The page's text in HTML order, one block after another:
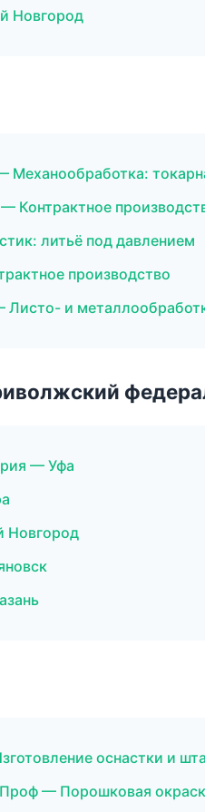
Новгород
Контрактное
литьё под давлением
производство
Листо- и
— Уфа
оснастки и
— Порошковая